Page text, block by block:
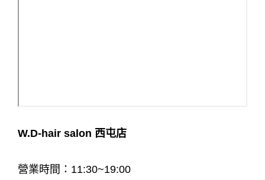
W.D-hair salon 西屯店
營業時間：11:30~19:00